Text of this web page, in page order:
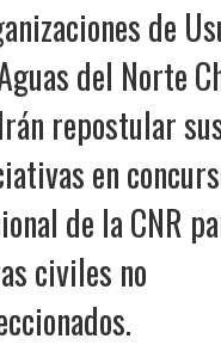
de
del Norte
repostular
en
de la CNR
civiles no